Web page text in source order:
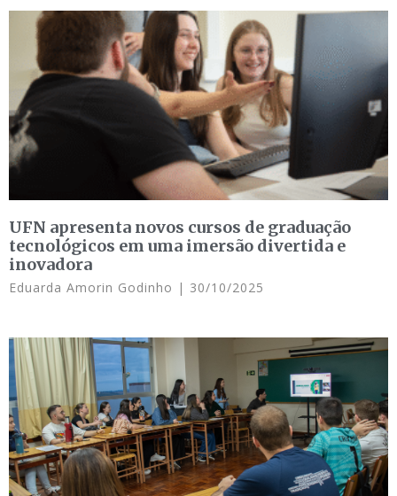
UFN apresenta novos cursos de graduação
tecnológicos em uma imersão divertida e
inovadora
Eduarda Amorin Godinho 30/10/2025